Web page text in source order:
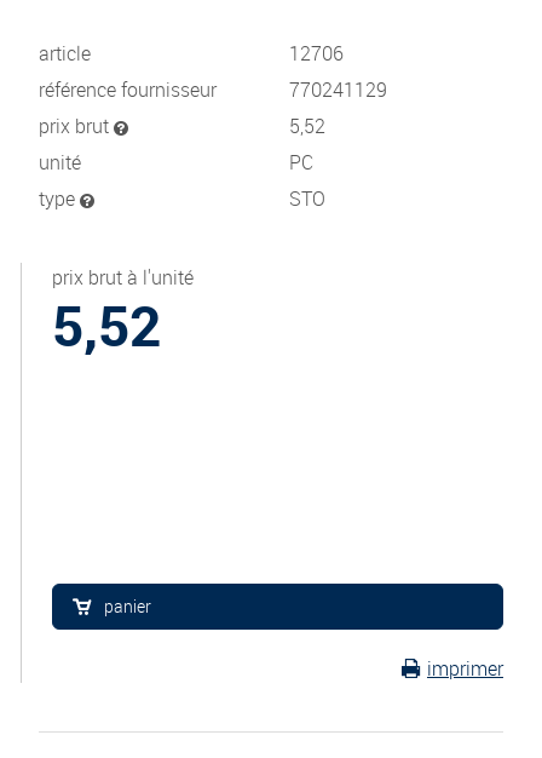
article
12706
référence fournisseur
770241129
prix brut
5,52
unité
PC
type
STO
prix brut à l'unité
5,52
panier
imprimer